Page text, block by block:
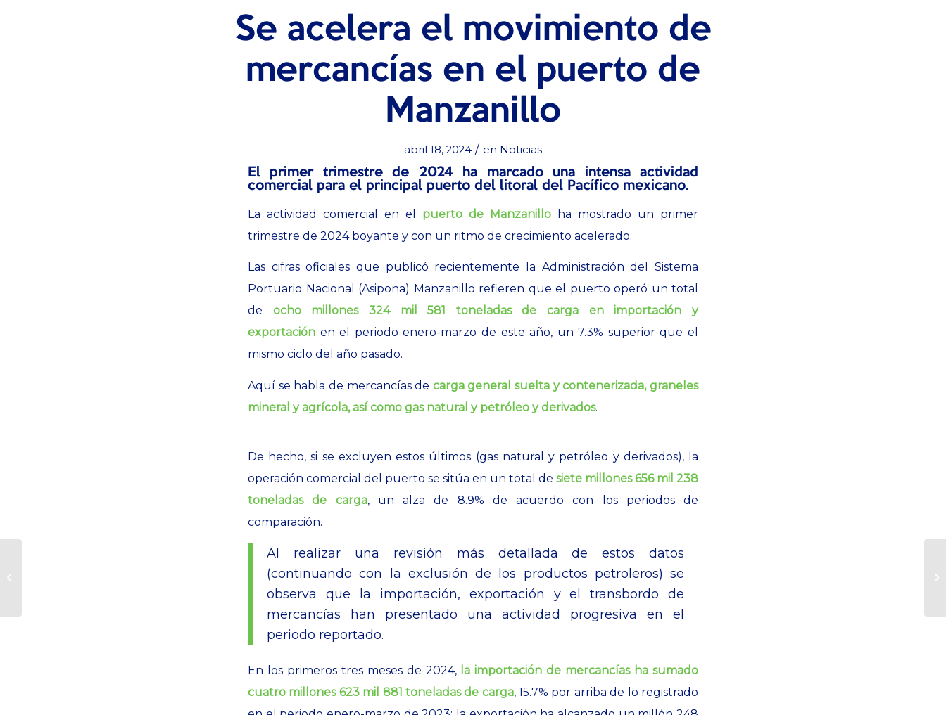
Se acelera el movimiento de
mercancías en el puerto de
Manzanillo
abril 18, 2024 / en Noticias
El primer trimestre de 2024 ha marcado una intensa actividad
comercial para el principal puerto del litoral del Pacífico mexicano.
La actividad comercial en el puerto de Manzanillo ha mostrado un primer
trimestre de 2024 boyante y con un ritmo de crecimiento acelerado.
Las cifras oficiales que publicó recientemente la Administración del Sistema
Portuario Nacional (Asipona) Manzanillo refieren que el puerto operó un total
de ocho millones 324 mil 581 toneladas de carga en importación y
exportación en el periodo enero-marzo de este año, un 7.3% superior que el
mismo ciclo del año pasado.
Aquí se habla de mercancías de carga general suelta y contenerizada, graneles
mineral y agrícola, así como gas natural y petróleo y derivados.
De hecho, si se excluyen estos últimos (gas natural y petróleo y derivados), la
operación comercial del puerto se sitúa en un total de siete millones 656 mil 238
toneladas de carga, un alza de 8.9% de acuerdo con los periodos de
comparación.
Al realizar una revisión más detallada de estos datos
(continuando con la exclusión de los productos petroleros) se
observa que la importación, exportación y el transbordo de
mercancías han presentado una actividad progresiva en el
periodo reportado.
En los primeros tres meses de 2024, la importación de mercancías ha sumado
cuatro millones 623 mil 881 toneladas de carga, 15.7% por arriba de lo registrado